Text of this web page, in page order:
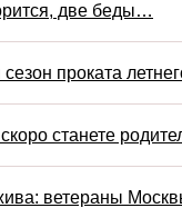
две беды…
проката
станете
ветераны